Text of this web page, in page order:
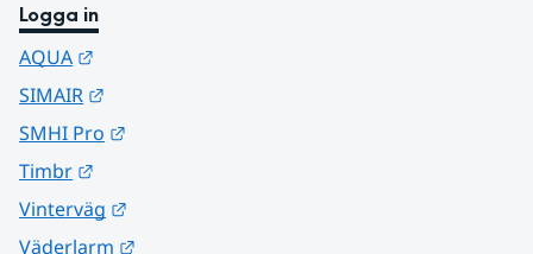
Logga in
AQUA
SIMAIR
SMHI Pro
Timbr
Vinterväg
Väderlarm